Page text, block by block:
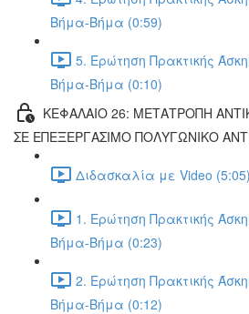
Βήμα-Βήμα (0:59)
5. Ερώτηση Πρακτικής
Βήμα-Βήμα (0:10)
ΚΕΦΑΛΑΙΟ 26: ΜΕΤΑΤΡΟΠΗ
ΣΕ ΕΠΕΞΕΡΓΑΣΙΜΟ ΠΟΛΥΓΩΝΙΚΟ
Διδασκαλία με Video (5:05)
1. Ερώτηση Πρακτικής
Βήμα-Βήμα (0:23)
2. Ερώτηση Πρακτικής
Βήμα-Βήμα (0:12)